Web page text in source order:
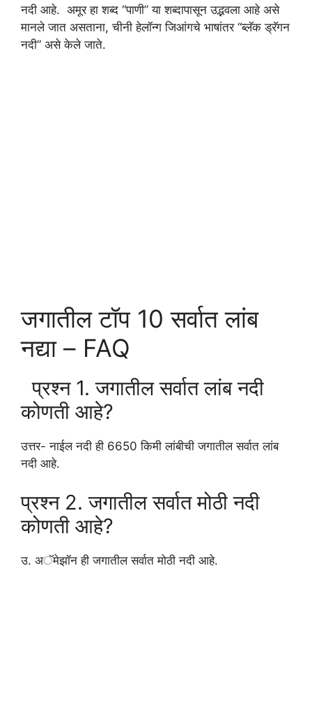
नदी आहे. अमूर हा शब्द “पाणी” या शब्दापासून उद्भवला आहे असे
मानले जात असताना, चीनी हेलॉन्ग जिआंगचे भाषांतर “ब्लॅक ड्रॅगन
नदी” असे केले जाते.
जगातील टॉप 10 सर्वात लांब
नद्या – FAQ
प्रश्न 1. जगातील सर्वात लांब नदी
कोणती आहे?
उत्तर- नाईल नदी ही 6650 किमी लांबीची जगातील सर्वात लांब
नदी आहे.
प्रश्न 2. जगातील सर्वात मोठी नदी
कोणती आहे?
उ. अॅमेझॉन ही जगातील सर्वात मोठी नदी आहे.